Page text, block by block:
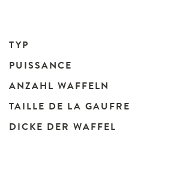
TYP
PUISSANCE
ANZAHL WAFFELN
TAILLE DE LA GAUFRE
DICKE DER WAFFEL